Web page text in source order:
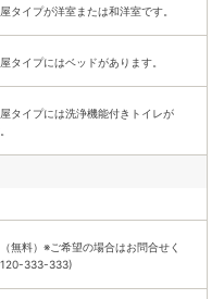
タイプが洋室または和洋室です。
タイプにはベッドがあります。
タイプには洗浄機能付きトイレが
無料）※ご希望の場合はお問合せく
333-333)